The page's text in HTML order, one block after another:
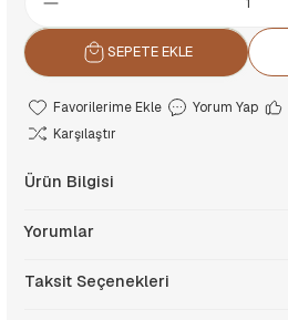
SEPETE EKLE
Yorum Yap
Karşılaştır
Ürün Bilgisi
Yorumlar
Taksit Seçenekleri